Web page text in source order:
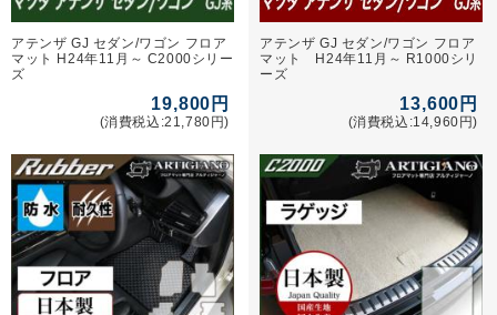
アテンザ GJ セダン/ワゴン フロア
マット H24年11月～ C2000シリー
ズ
19,800円
(消費税込:21,780円)
アテンザ GJ セダン/ワゴン フロア
マット H24年11月～ R1000シリ
ーズ
13,600円
(消費税込:14,960円)